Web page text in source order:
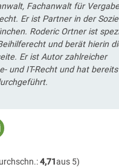
Fachanwalt für
Er ist Partner in der
Roderic Ortner ist
und berät hierin
Er ist Autor zahlreicher
und IT-Recht und hat
4,71aus 5)